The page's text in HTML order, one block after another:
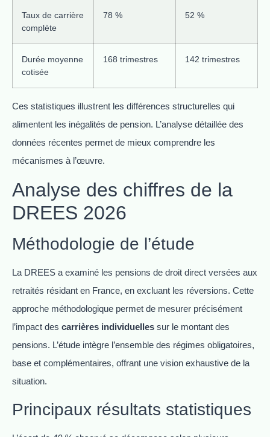
Taux de carrière
complète
78 % 52 %
Durée moyenne
cotisée
168 trimestres 142 trimestres
Ces statistiques illustrent les différences structurelles qui
alimentent les inégalités de pension. L’analyse détaillée des
données récentes permet de mieux comprendre les
mécanismes à l’œuvre.
Analyse des chiffres de la
DREES 2026
Méthodologie de l’étude
La DREES a examiné les pensions de droit direct versées aux
retraités résidant en France, en excluant les réversions. Cette
approche méthodologique permet de mesurer précisément
l’impact des carrières individuelles sur le montant des
pensions. L’étude intègre l’ensemble des régimes obligatoires,
base et complémentaires, offrant une vision exhaustive de la
situation.
Principaux résultats statistiques